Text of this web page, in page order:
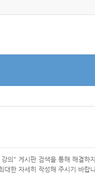
의" 게시판 검색을 통해 해결하
대한 자세히 작성해 주시기 바랍